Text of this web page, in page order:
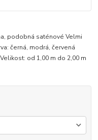
podobná saténové Velmi
černá, modrá, červená
od 1,00 m do 2,00 m